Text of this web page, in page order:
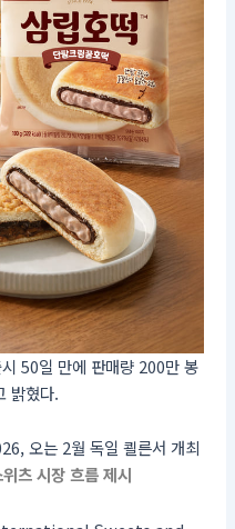
50일 만에 판매량 200만 봉
밝혔다.
오는 2월 독일 쾰른서 개최
츠 시장 흐름 제시